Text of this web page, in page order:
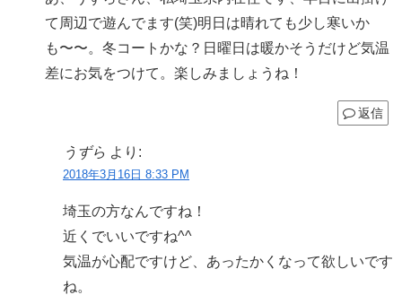
て周辺で遊んでます(笑)明日は晴れても少し寒いか
も〜〜。冬コートかな？日曜日は暖かそうだけど気温
差にお気をつけて。楽しみましょうね！
返信
うずら より:
2018年3月16日 8:33 PM
埼玉の方なんですね！
近くでいいですね^^
気温が心配ですけど、あったかくなって欲しいです
ね。